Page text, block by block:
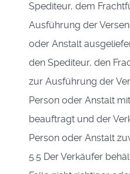
Spediteur, dem
Ausführung der
oder Anstalt
den Spediteur, den
zur Ausführung der
Person oder Anstalt
beauftragt und der
Person oder Anstalt
5.5 Der Verkäufer